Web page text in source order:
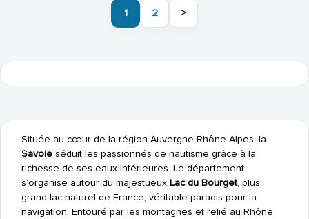
1 2 >
Située au cœur de la région Auvergne-Rhône-Alpes, la
Savoieséduit les passionnés de nautisme grâce à la
richesse de ses eaux intérieures. Le département
s’organise autour du majestueux Lac du Bourget, plus
grand lac naturel de France, véritable paradis pour la
navigation. Entouré par les montagnes et relié au Rhône